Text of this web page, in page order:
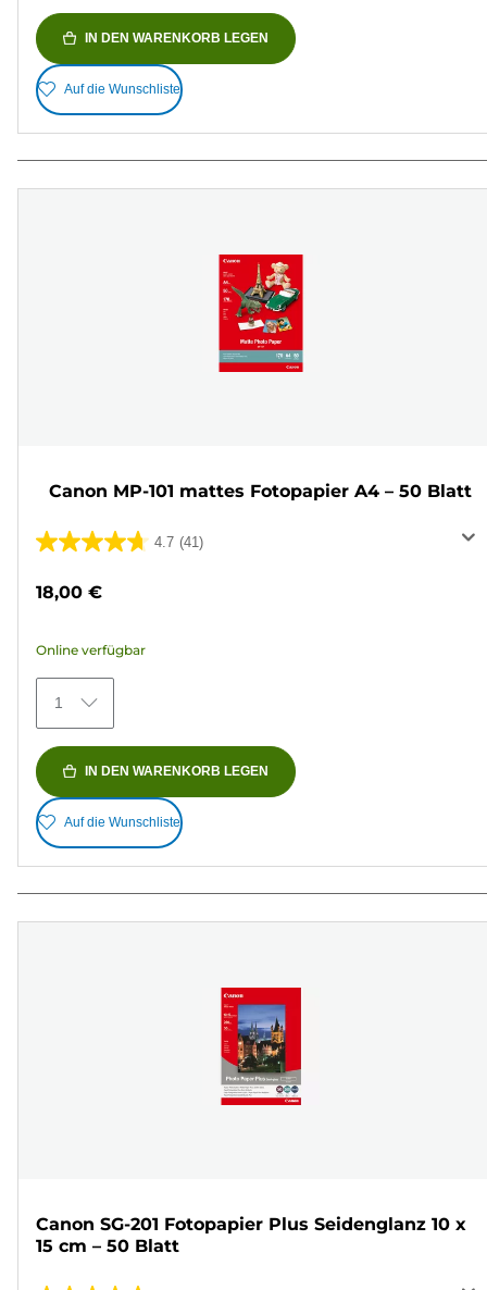
IN DEN WARENKORB LEGEN
Auf die Wunschliste
Canon MP-101 mattes Fotopapier A4 – 50 Blatt
4.7 (41)
4.7
41
Bewertungen
18,00 €
Online verfügbar
1
IN DEN WARENKORB LEGEN
Auf die Wunschliste
Canon SG-201 Fotopapier Plus Seidenglanz 10 x
15 cm – 50 Blatt